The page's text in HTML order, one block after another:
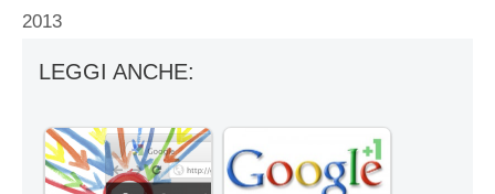
2013
LEGGI ANCHE: